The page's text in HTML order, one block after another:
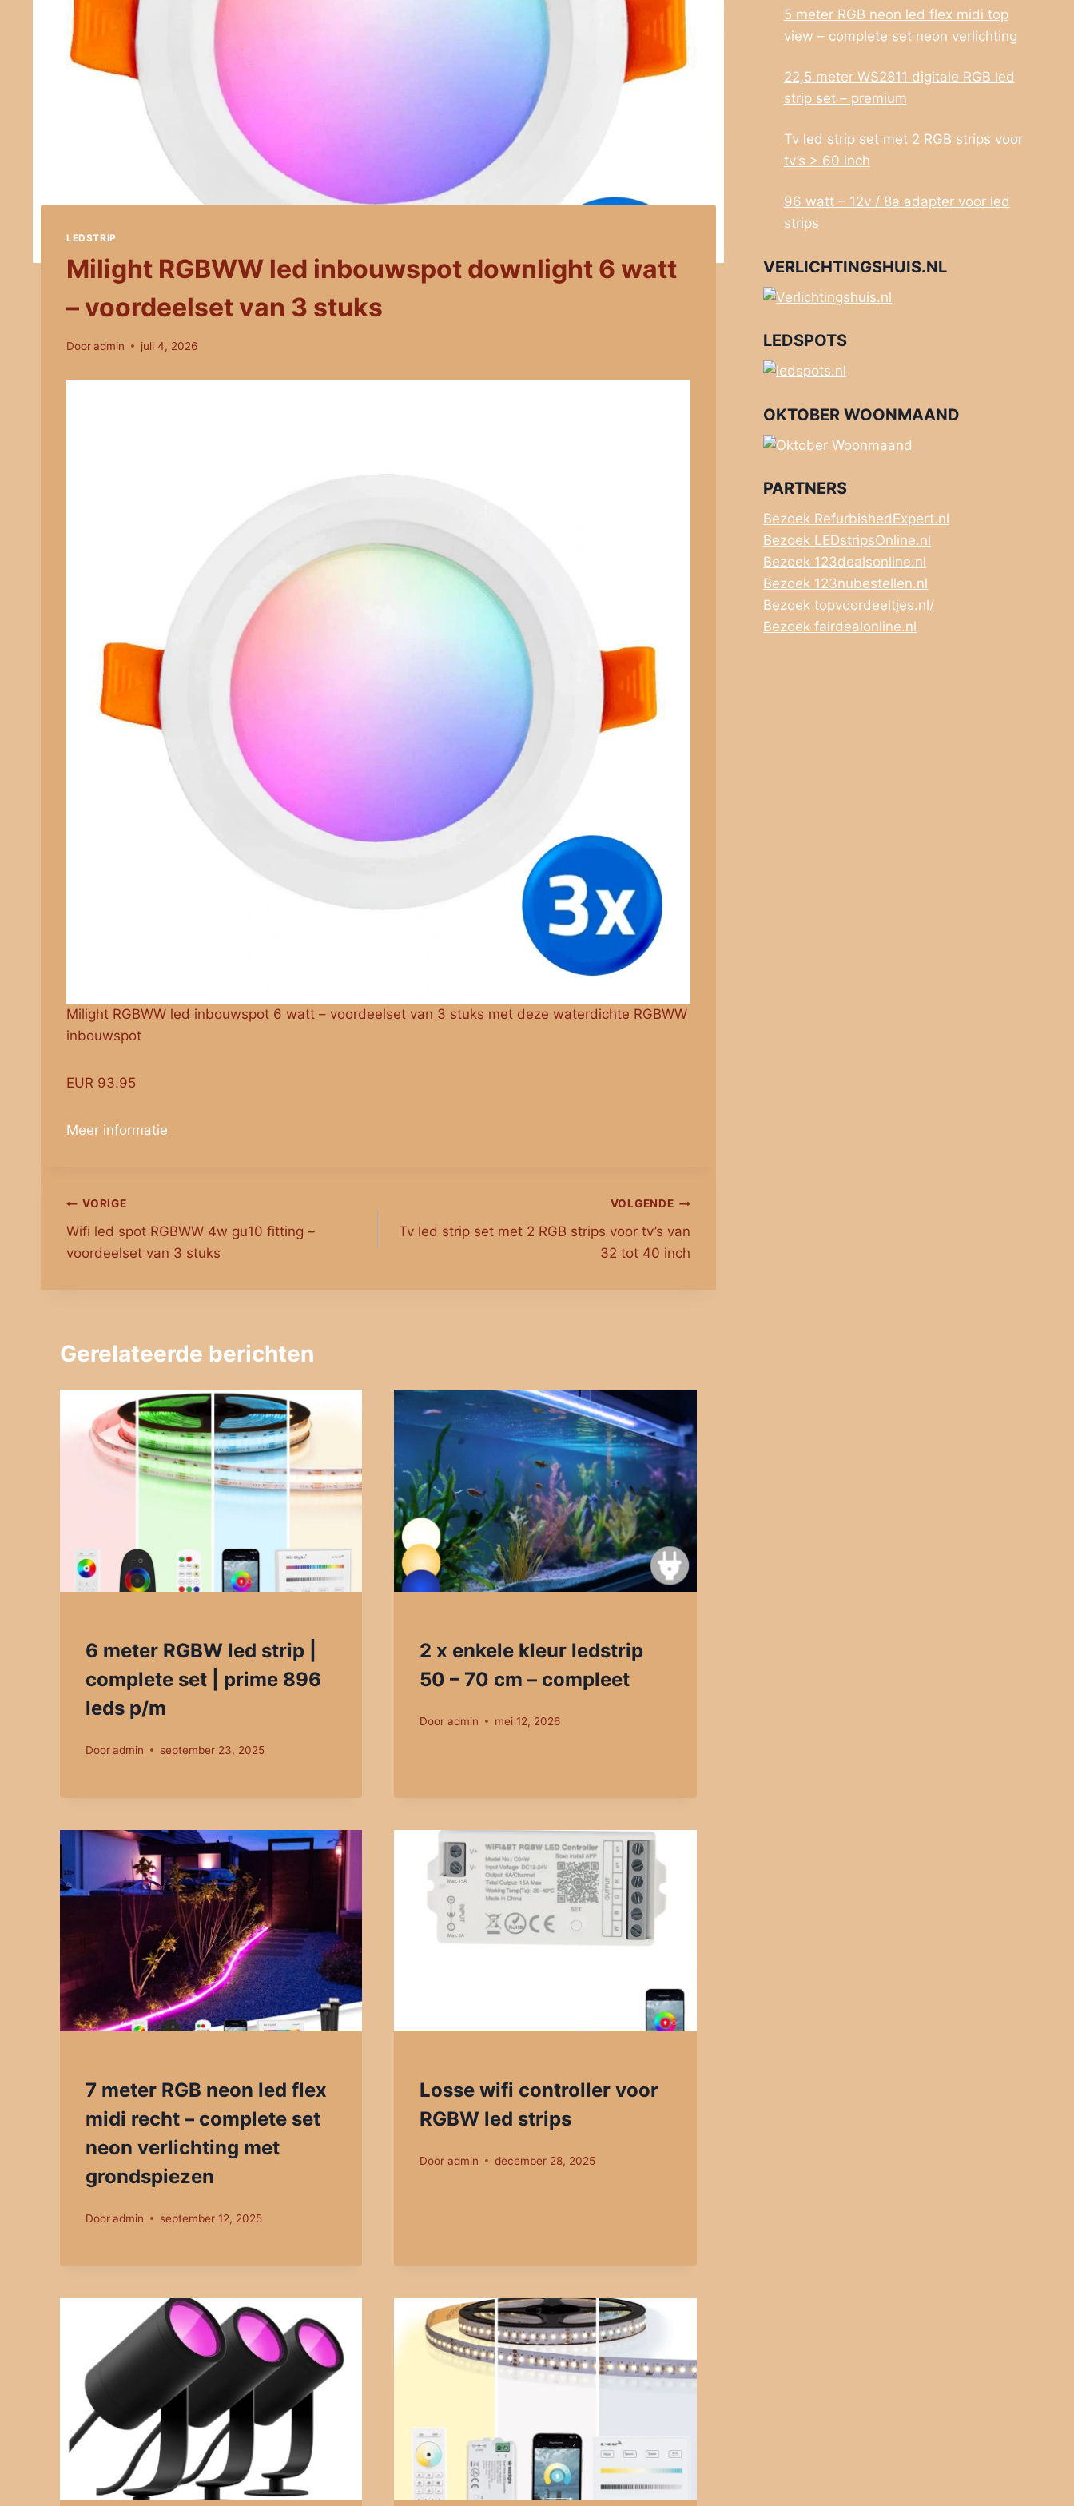
LEDSTRIP
Milight RGBWW led inbouwspot downlight 6 watt
– voordeelset van 3 stuks
Dooradmin juli 4, 2026
Milight RGBWW led inbouwspot 6 watt – voordeelset van 3 stuks met deze waterdichte RGBWW
inbouwspot
EUR 93.95
Meer informatie
Bericht
navigatie
VORIGE
Wifi led spot RGBWW 4w gu10 fitting –
voordeelset van 3 stuks
VOLGENDE
Tv led strip set met 2 RGB strips voor tv’s van
32 tot 40 inch
Gerelateerde berichten
6 meter RGBW led strip |
complete set | prime 896
leds p/m
Dooradmin september 23, 2025
2 x enkele kleur ledstrip
50 – 70 cm – compleet
Door admin mei 12, 2026
7 meter RGB neon led flex
midi recht – complete set
neon verlichting met
grondspiezen
Dooradmin september 12, 2025
Losse wifi controller voor
RGBW led strips
Door admin december 28, 2025
5 meter RGB neon led flex midi top
view – complete set neon verlichting
22,5 meter WS2811 digitale RGB led
strip set – premium
Tv led strip set met 2 RGB strips voor
tv’s > 60 inch
96 watt – 12v / 8a adapter voor led
strips
VERLICHTINGSHUIS.NL
LEDSPOTS
OKTOBER WOONMAAND
PARTNERS
Bezoek RefurbishedExpert.nl
Bezoek LEDstripsOnline.nl
Bezoek 123dealsonline.nl
Bezoek 123nubestellen.nl
Bezoek topvoordeeltjes.nl/
Bezoek fairdealonline.nl